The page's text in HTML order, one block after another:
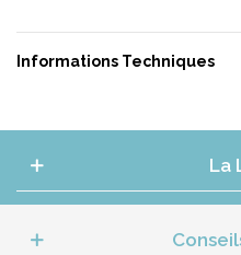
Informations Techniques
La